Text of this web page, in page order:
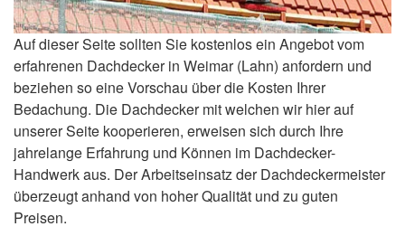
Auf dieser Seite sollten Sie kostenlos ein Angebot vom
erfahrenen Dachdecker in Weimar (Lahn) anfordern und
beziehen so eine Vorschau über die Kosten Ihrer
Bedachung. Die Dachdecker mit welchen wir hier auf
unserer Seite kooperieren, erweisen sich durch Ihre
jahrelange Erfahrung und Können im Dachdecker-
Handwerk aus. Der Arbeitseinsatz der Dachdeckermeister
überzeugt anhand von hoher Qualität und zu guten
Preisen.